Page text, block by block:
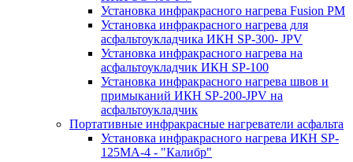
Установка инфракрасного нагрева Fusion PM
Установка инфракрасного нагрева для
асфальтоукладчика ИКН SP-300- JPV
Установка инфракрасного нагрева на
асфальтоукладчик ИКН SP-100
Установка инфракрасного нагрева швов и
примыканий ИКН SP-200-JPV на
асфальтоукладчик
Портативные инфракрасные нагреватели асфальта
Установка инфракрасного нагрева ИКН SP-
125МA-4 - "Калибр"